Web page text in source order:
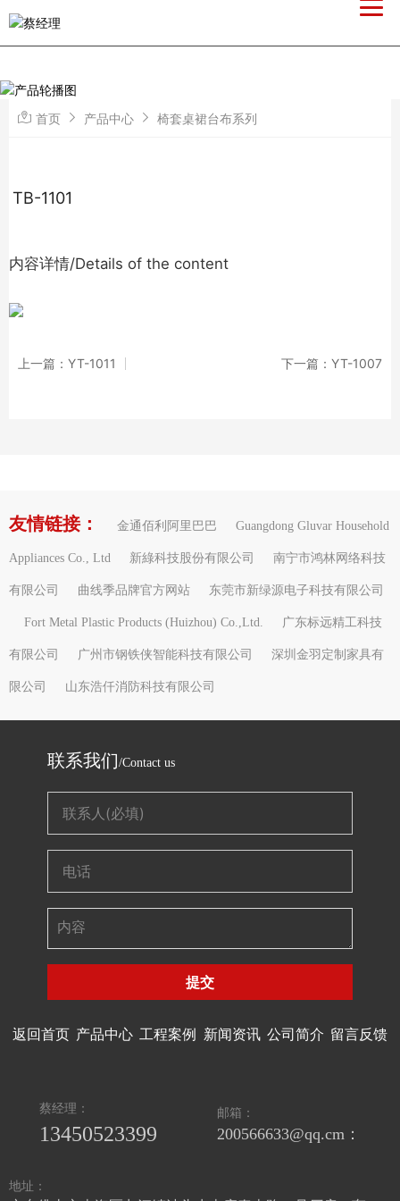
首页 产品中心 椅套桌裙台布系列
TB-1101
内容详情/Details of the content
上一篇：YT-1011 下一篇：YT-1007
友情链接： 金通佰利阿里巴巴 Guangdong Gluvar Household
Appliances Co., Ltd 新綠科技股份有限公司 南宁市鸿林网络科技
有限公司 曲线季品牌官方网站 东莞市新绿源电子科技有限公司
Fort Metal Plastic Products (Huizhou) Co.,Ltd. 广东标远精工科技
有限公司 广州市钢铁侠智能科技有限公司 深圳金羽定制家具有
限公司 山东浩仟消防科技有限公司
联系我们/Contact us
提交
返回首页 产品中心 工程案例 新闻资讯 公司简介 留言反馈
蔡经理：
13450523399
邮箱：
200566633@qq.cm：
地址：